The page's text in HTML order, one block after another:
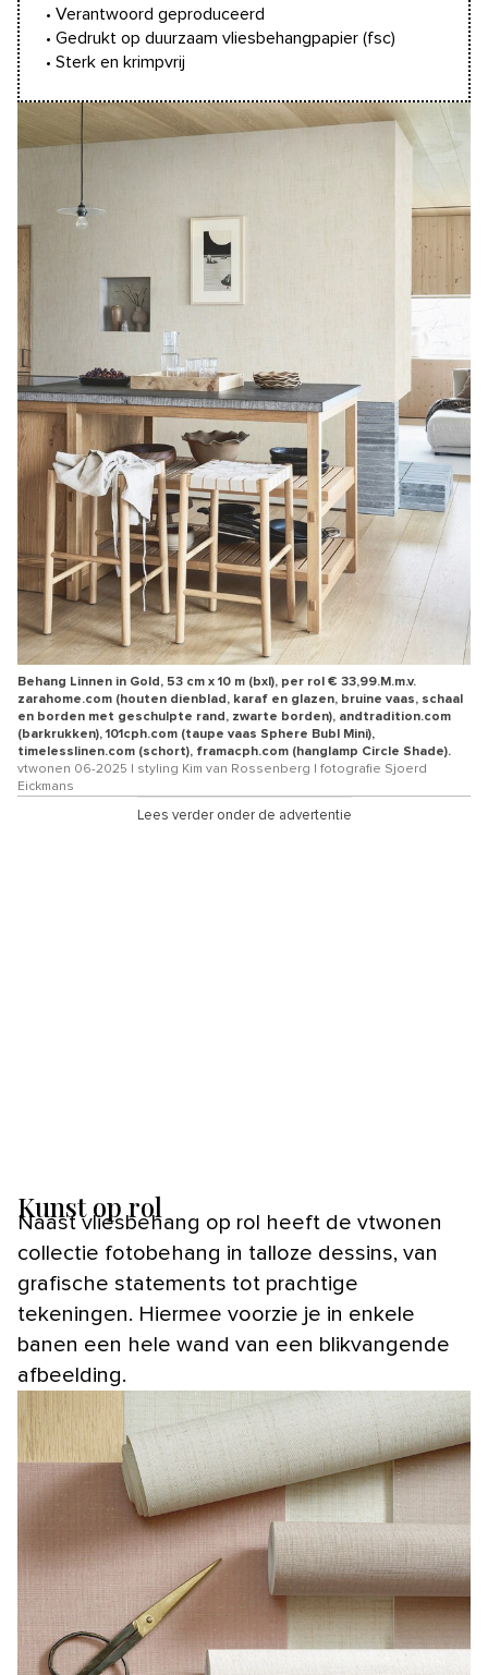
• Verantwoord geproduceerd
• Gedrukt op duurzaam vliesbehangpapier (fsc)
• Sterk en krimpvrij
Behang Linnen in Gold, 53 cm x 10 m (bxl), per rol € 33,99.M.m.v.
zarahome.com (houten dienblad, karaf en glazen, bruine vaas, schaal
en borden met geschulpte rand, zwarte borden), andtradition.com
(barkrukken), 101cph.com (taupe vaas Sphere Bubl Mini),
timelesslinen.com (schort), framacph.com (hanglamp Circle Shade).
vtwonen 06-2025 | styling Kim van Rossenberg | fotografie Sjoerd
Eickmans
Lees verder onder de advertentie
Kunst op rol
Naast vliesbehang op rol heeft de vtwonen
collectie fotobehang in talloze dessins, van
grafische statements tot prachtige
tekeningen. Hiermee voorzie je in enkele
banen een hele wand van een blikvangende
afbeelding.